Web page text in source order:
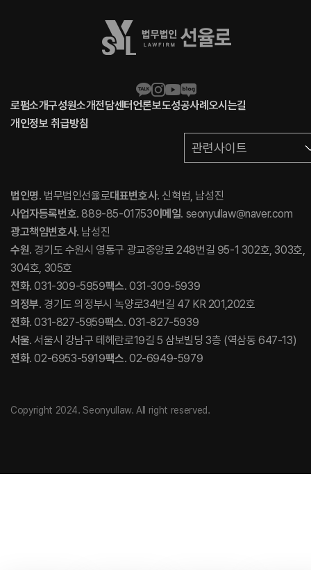
로펌소개구성원소개전담센터언론보도성공사례 오시는길
개인정보 취급방침
관련사이트
법인명. 법무법인선율로대표변호사. 신혁범, 남성진
사업자등록번호. 889-85-01753이메일. seonyullaw@naver.com
광고책임변호사. 남성진
수원. 경기도 수원시 영통구 광교중앙로 248번길 95-1 302호, 303호,
304호, 305호
전화. 031-309-5959팩스. 031-309-5939
의정부. 경기도 의정부시 녹양로34번길 47 KR 201,202호
전화. 031-827-5959팩스. 031-827-5939
서울. 서울시 강남구 테헤란로19길 5 삼보빌딩 3층 (역삼동 647-13)
전화. 02-6953-5919팩스. 02-6949-5979
Copyright 2024. Seonyullaw. All right reserved.